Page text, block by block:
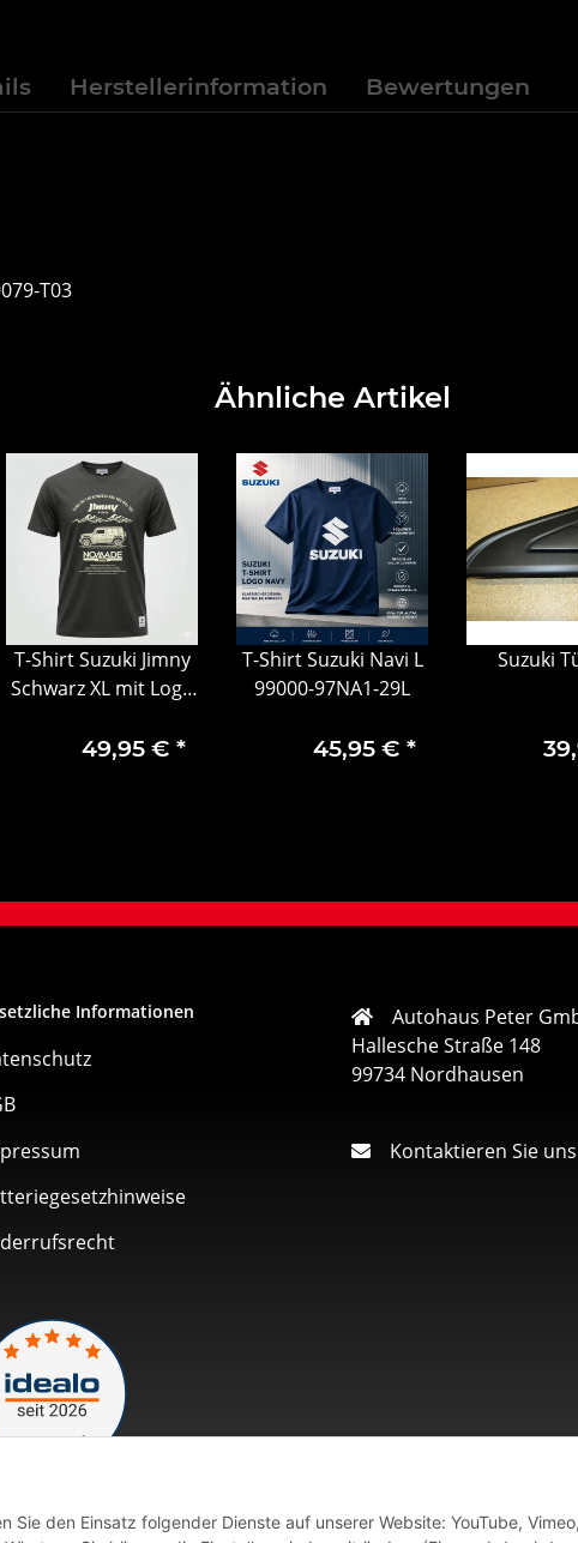
Sie den Einsatz folgender Dienste auf unserer Website: YouTube,
Herstellerinformation Bewertungen
T03
Ähnliche Artikel
T-Shirt Suzuki Jimny
Schwarz XL mit Logo
49,95 € *
T-Shirt Suzuki Navi L
99000-97NA1-29L
45,95 € *
Suzuki
Informationen
Autohaus Peter
Hallesche Straße 148
99734 Nordhausen
Kontaktieren Sie uns